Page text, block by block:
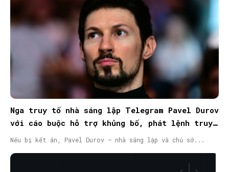
Nga truy tố nhà sáng lập Telegram Pavel Durov
với cáo buộc hỗ trợ khủng bố, phát lệnh truy
nã quốc tế
Nếu bị kết án, Pavel Durov – nhà sáng lập và chủ sở...